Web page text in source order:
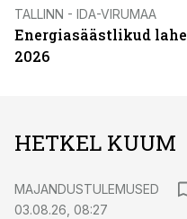
TALLINN - IDA-VIRUMAA
Energiasäästlikud
2026
HETKEL KUUM
MAJANDUSTULEMUSED
03.08.26, 08:27